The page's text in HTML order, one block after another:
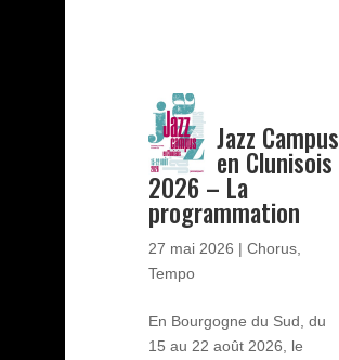
Jazz Campus
en Clunisois
2026 – La
programmation
27 mai 2026 | Chorus,
Tempo
En Bourgogne du Sud, du
15 au 22 août 2026, le